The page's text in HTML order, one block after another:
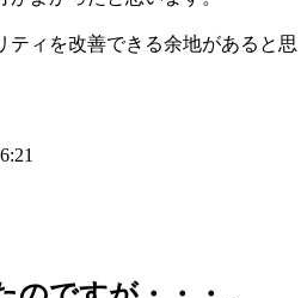
ティを改善できる余地があると思